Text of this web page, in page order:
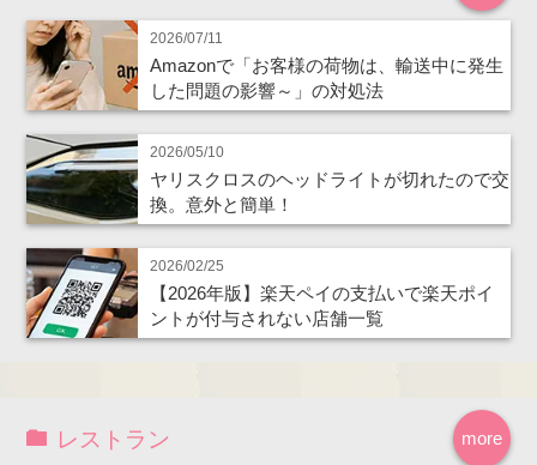
2026/07/11
Amazonで「お客様の荷物は、輸送中に発生
した問題の影響～」の対処法
2026/05/10
ヤリスクロスのヘッドライトが切れたので交
換。意外と簡単！
2026/02/25
【2026年版】楽天ペイの支払いで楽天ポイ
ントが付与されない店舗一覧
more
レストラン